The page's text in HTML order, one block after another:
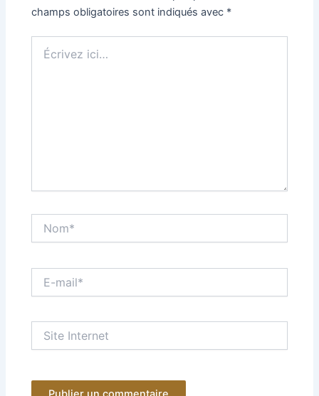
champs obligatoires sont indiqués avec *
ici…
mail*
Internet